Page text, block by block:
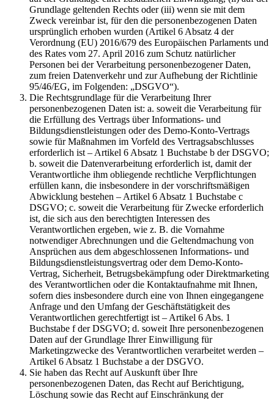
Grundlage geltenden Rechts oder (iii) wenn sie mit dem
Zweck vereinbar ist, für den die personenbezogenen Daten
ursprünglich erhoben wurden (Artikel 6 Absatz 4 der
Verordnung (EU) 2016/679 des Europäischen Parlaments und
des Rates vom 27. April 2016 zum Schutz natürlicher
Personen bei der Verarbeitung personenbezogener Daten,
zum freien Datenverkehr und zur Aufhebung der Richtlinie
95/46/EG, im Folgenden: „DSGVO“).
Die Rechtsgrundlage für die Verarbeitung Ihrer
personenbezogenen Daten ist: a. soweit die Verarbeitung für
die Erfüllung des Vertrags über Informations- und
Bildungsdienstleistungen oder des Demo-Konto-Vertrags
sowie für Maßnahmen im Vorfeld des Vertragsabschlusses
erforderlich ist – Artikel 6 Absatz 1 Buchstabe b der DSGVO;
b. soweit die Datenverarbeitung erforderlich ist, damit der
Verantwortliche ihm obliegende rechtliche Verpflichtungen
erfüllen kann, die insbesondere in der vorschriftsmäßigen
Abwicklung bestehen – Artikel 6 Absatz 1 Buchstabe c
DSGVO; c. soweit die Verarbeitung für Zwecke erforderlich
ist, die sich aus den berechtigten Interessen des
Verantwortlichen ergeben, wie z. B. die Vornahme
notwendiger Abrechnungen und die Geltendmachung von
Ansprüchen aus dem abgeschlossenen Informations- und
Bildungsdienstleistungsvertrag oder dem Demo-Konto-
Vertrag, Sicherheit, Betrugsbekämpfung oder Direktmarketing
des Verantwortlichen oder die Kontaktaufnahme mit Ihnen,
sofern dies insbesondere durch eine von Ihnen eingegangene
Anfrage und den Umfang der Geschäftstätigkeit des
Verantwortlichen gerechtfertigt ist – Artikel 6 Abs. 1
Buchstabe f der DSGVO; d. soweit Ihre personenbezogenen
Daten auf der Grundlage Ihrer Einwilligung für
Marketingzwecke des Verantwortlichen verarbeitet werden –
Artikel 6 Absatz 1 Buchstabe a der DSGVO.
Sie haben das Recht auf Auskunft über Ihre
personenbezogenen Daten, das Recht auf Berichtigung,
Löschung sowie das Recht auf Einschränkung der